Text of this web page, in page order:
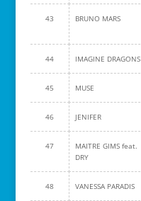
43 BRUNO MARS
44 IMAGINE DRAGONS
45 MUSE
46 JENIFER
47
MAITRE GIMS feat.
DRY
48 VANESSA PARADIS